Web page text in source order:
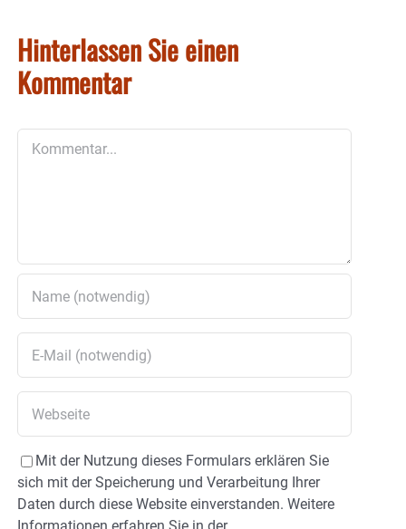
Hinterlassen Sie einen
Kommentar
Mit der Nutzung dieses Formulars erklären Sie
sich mit der Speicherung und Verarbeitung Ihrer
Daten durch diese Website einverstanden. Weitere